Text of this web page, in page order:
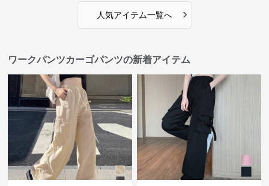
人気アイテム一覧へ ›
ワークパンツカーゴパンツの新着アイテム